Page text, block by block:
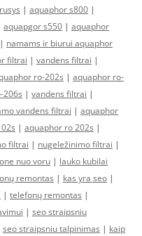
| aquaphor s800 |
aquapgor s550 | aquaphor
| namams ir biurui aquaphor
filtrai | vandens filtrai |
ro-202s | aquaphor ro-
206s | vandens filtrai |
vandens filtrai | aquaphor
| aquaphor ro 202s |
filtrai | nugeležinimo filtrai |
nuo voru | lauko kubilai
remontas | kas yra seo |
| telefonų remontas |
| seo straipsniu
seo straipsniu talpinimas | kaip